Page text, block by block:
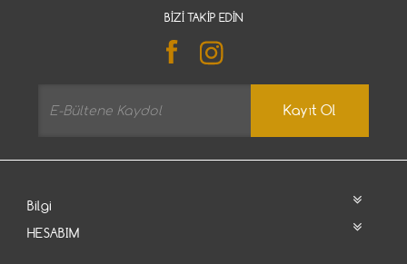
BIZI TAKIP EDIN
Kayıt Ol
Bilgi
HESABIM